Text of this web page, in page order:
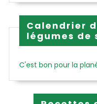
Calendrier
légumes de
C'est bon pour la